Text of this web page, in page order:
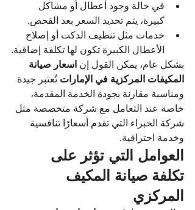
في حالة وجود أعطال أو مشاكل
كبيرة، يتم تحديد السعر بعد الفحص.
خدمات مثل تنظيف الدكت أو إصلاح
الأعطال الكبيرة تكون لها تكلفة إضافية.
بشكل عام، يمكن القول إن اسعار صيانة
المكيفات المركزية في الإمارات تُعتبر جيدة
ومناسبة مقارنة بجودة الخدمة المقدمة،
خاصة عند التعامل مع شركة متخصصة مثل
شركة الخبراء التي تقدم أسعارًا تنافسية
وخدمة احترافية.
العوامل التي تؤثر على
تكلفة صيانة المكيف
المركزي